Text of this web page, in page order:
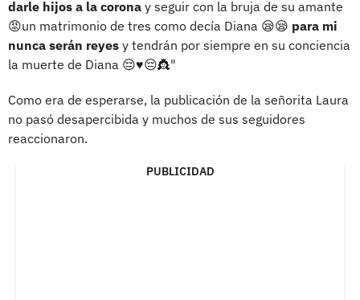
darle hijos a la corona y seguir con la bruja de su amante
😡un matrimonio de tres como decía Diana 😪😪 para mi
nunca serán reyes y tendrán por siempre en su conciencia
la muerte de Diana 😔♥️😔👸"
Como era de esperarse, la publicación de la señorita Laura
no pasó desapercibida y muchos de sus seguidores
reaccionaron.
PUBLICIDAD